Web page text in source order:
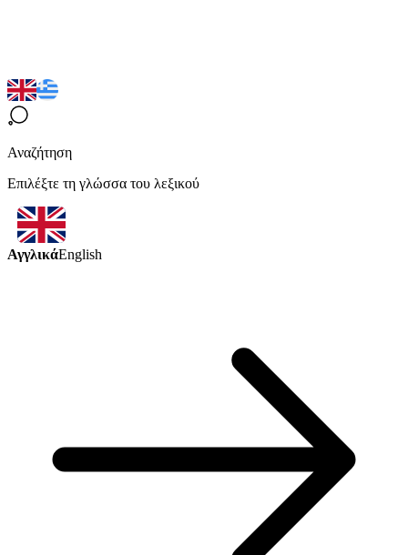
Αναζήτηση
Επιλέξτε τη γλώσσα του λεξικού
ΑγγλικάEnglish